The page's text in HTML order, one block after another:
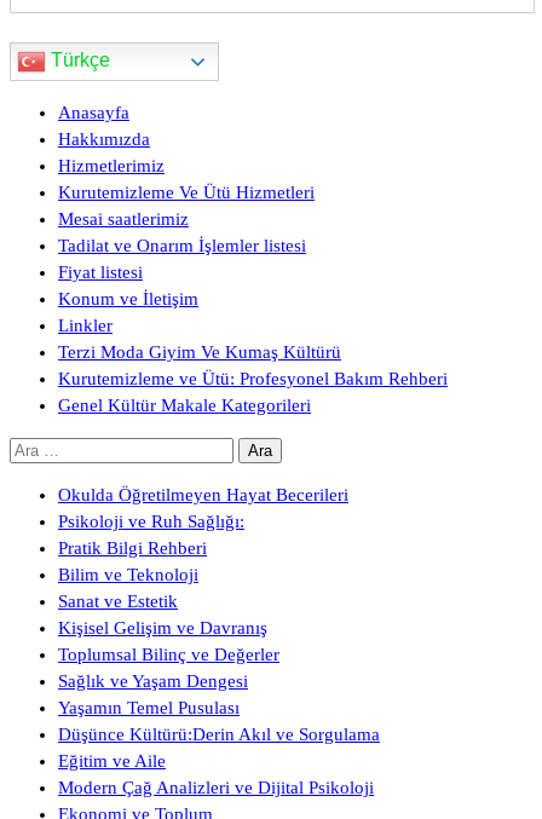
Türkçe
Anasayfa
Hakkımızda
Hizmetlerimiz
Kurutemizleme Ve Ütü Hizmetleri
Mesai saatlerimiz
Tadilat ve Onarım İşlemler listesi
Fiyat listesi
Konum ve İletişim
Linkler
Terzi Moda Giyim Ve Kumaş Kültürü
Kurutemizleme ve Ütü: Profesyonel Bakım Rehberi
Genel Kültür Makale Kategorileri
Arama:
Okulda Öğretilmeyen Hayat Becerileri
Psikoloji ve Ruh Sağlığı:
Pratik Bilgi Rehberi
Bilim ve Teknoloji
Sanat ve Estetik
Kişisel Gelişim ve Davranış
Toplumsal Bilinç ve Değerler
Sağlık ve Yaşam Dengesi
Yaşamın Temel Pusulası
Düşünce Kültürü:Derin Akıl ve Sorgulama
Eğitim ve Aile
Modern Çağ Analizleri ve Dijital Psikoloji
Ekonomi ve Toplum